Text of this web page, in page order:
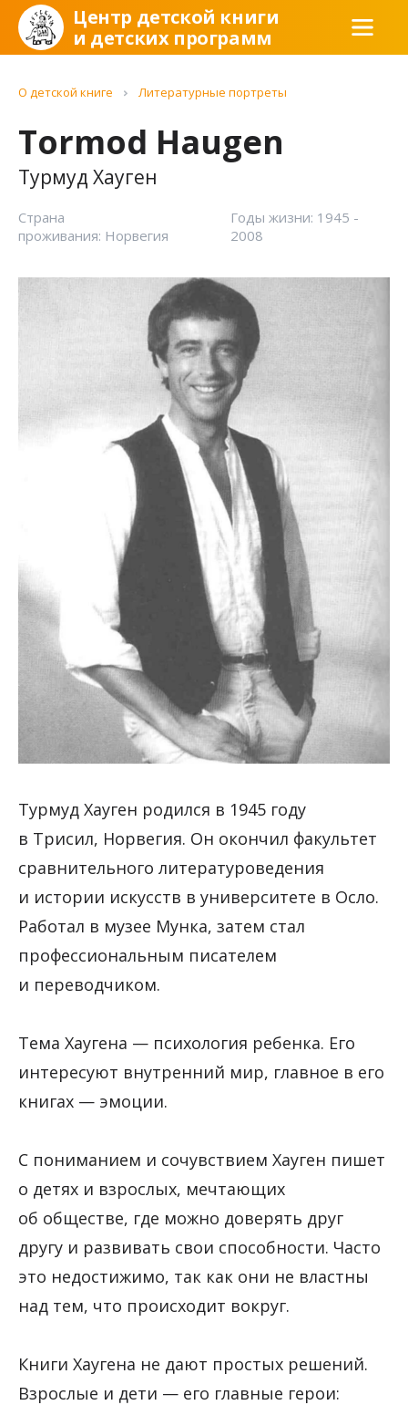
Центр детской книги
и детских программ
О детской книге Литературные портреты
Tormod Haugen
Турмуд Хауген
Страна
проживания: Норвегия
Годы жизни: 1945 -
2008
Турмуд Хауген родился в 1945 году
в Трисил, Норвегия. Он окончил факультет
сравнительного литературоведения
и истории искусств в университете в Осло.
Работал в музее Мунка, затем стал
профессиональным писателем
и переводчиком.
Тема Хаугена — психология ребенка. Его
интересуют внутренний мир, главное в его
книгах — эмоции.
С пониманием и сочувствием Хауген пишет
о детях и взрослых, мечтающих
об обществе, где можно доверять друг
другу и развивать свои способности. Часто
это недостижимо, так как они не властны
над тем, что происходит вокруг.
Книги Хаугена не дают простых решений.
Взрослые и дети — его главные герои: